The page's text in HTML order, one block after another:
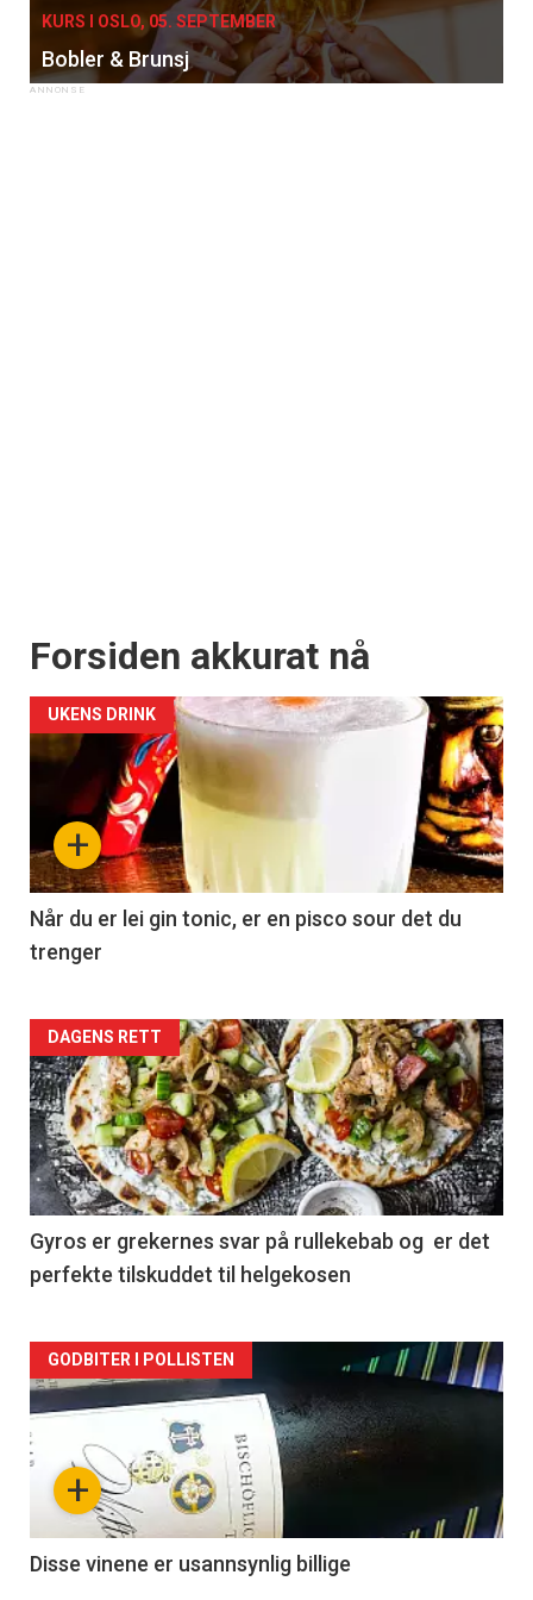
KURS I OSLO, 05. SEPTEMBER
Bobler & Brunsj
Forsiden akkurat nå
+
UKENS DRINK
Når du er lei gin tonic, er en pisco sour det du
trenger
Forsiden
akkurat
nå
-
2
DAGENS RETT
Gyros er grekernes svar på rullekebab og er det
perfekte tilskuddet til helgekosen
Forsiden
akkurat
nå
3
+
GODBITER I POLLISTEN
Disse vinene er usannsynlig billige